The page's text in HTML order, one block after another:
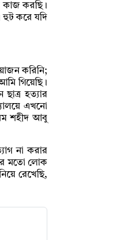
কাজ করছি।
হুট করে যদি
করিনি;
গিয়েছি।
ছাত্র হত্যার
এখনো
শহীদ আবু
না করার
মতো লোক
রেখেছি,